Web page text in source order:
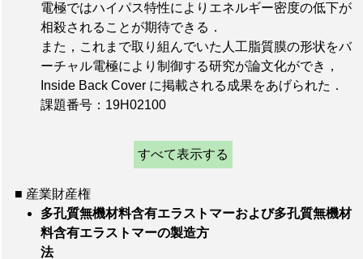
電極ではハイパス特性によりエネルギー密度の低下が
相殺されることが期待できる．
また，これまで取り組んでいた人工脂質膜の形状をバ
ーチャル電極により制御する研究が論文化ができ，
Inside Back Cover に掲載される成果をあげられた．
課題番号：19H02100
すべて表示する
■ 産業財産権
多孔質無機材料含有エラストマーおよび多孔質無機材
料含有エラストマーの製造方
法